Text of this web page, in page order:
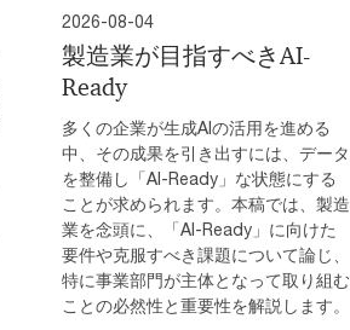
2026-08-04
製造業が目指すべきAI-
Ready
多くの企業が生成AIの活用を進める
中、その成果を引き出すには、データ
を整備し「AI-Ready」な状態にする
ことが求められます。本稿では、製造
業を念頭に、「AI-Ready」に向けた
要件や克服すべき課題について論じ、
特に事業部門が主体となって取り組む
ことの必然性と重要性を解説します。